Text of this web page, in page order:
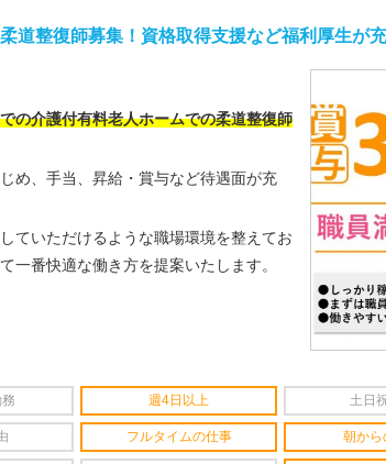
道整復師募集！資格取得支援など福利厚生が
の介護付有料老人ホームでの柔道整復師
め、手当、昇給・賞与など待遇面が充
ていただけるような職場環境を整えてお
一番快適な働き方を提案いたします。
週4日以上 土日
フルタイムの仕事 朝から